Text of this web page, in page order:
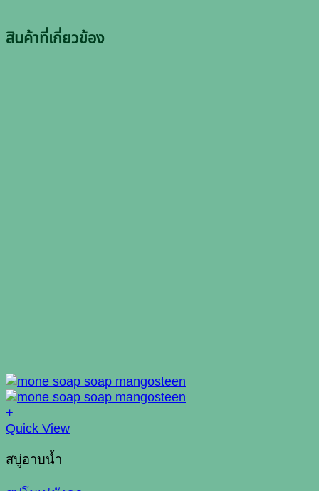
สินค้าที่เกี่ยวข้อง
+
Quick View
สบู่อาบน้ำ